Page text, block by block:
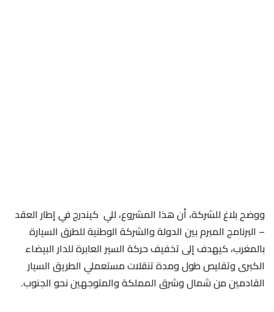
ووضح بلاغ للشركة، أن هذا المشروع، للي كيندرج في إطار العقد
– البرنامج المبرم بين الدولة والشركة الوطنية للطرق السيارة
بالمغرب، كيهدف إلى تخفيف حركة السير العابرة للدار البيضاء
الكبرى وتقليص طول ومدة تنقلات مستعملي الطريق السيار
القادمين من شمال وشرق المملكة والمتوجهين نحو الجنوب.